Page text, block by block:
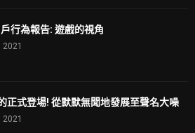
行為報告: 遊戲的視角
2021
正式登場! 從默默無聞地發展至聲名大噪
2021